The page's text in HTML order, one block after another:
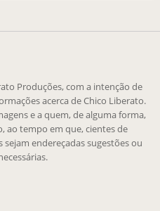
Produções, com a intenção de
acerca de Chico Liberato.
e a quem, de alguma forma,
ao tempo em que, cientes de
endereçadas sugestões ou